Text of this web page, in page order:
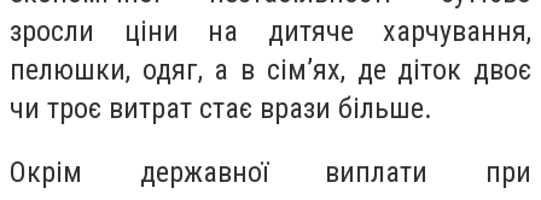
зросли ціни на дитяче харчування,
пелюшки, одяг, а в сім’ях, де діток двоє
чи троє витрат стає врази більше.
Окрім державної виплати при